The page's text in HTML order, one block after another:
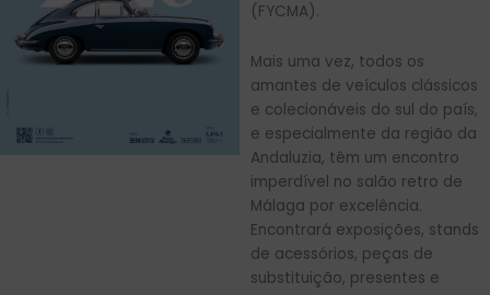
(FYCMA).
Mais uma vez, todos os
amantes de veículos clássicos
e colecionáveis ​​do sul do país,
e especialmente da região da
Andaluzia, têm um encontro
imperdível no salão retro de
Málaga por excelência.
Encontrará exposições, stands
de acessórios, peças de
substituição, presentes e